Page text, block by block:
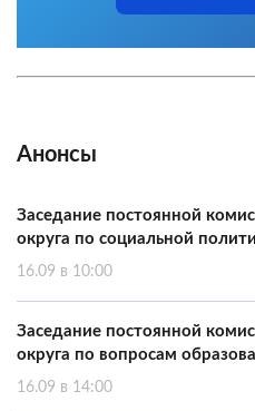
Анонсы
Заседание постоянной
округа по социальной
16.09 в 10:00
Заседание постоянной
округа по вопросам
16.09 в 14:00